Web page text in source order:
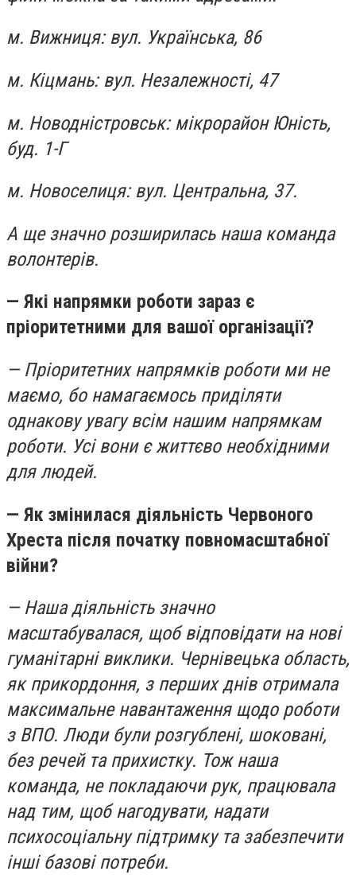
м. Вижниця: вул. Українська, 86
м. Кіцмань: вул. Незалежності, 47
м. Новодністровськ: мікрорайон Юність,
буд. 1-Г
м. Новоселиця: вул. Центральна, 37.
А ще значно розширилась наша команда
волонтерів.
— Які напрямки роботи зараз є
пріоритетними для вашої організації?
— Пріоритетних напрямків роботи ми не
маємо, бо намагаємось приділяти
однакову увагу всім нашим напрямкам
роботи. Усі вони є життєво необхідними
для людей.
— Як змінилася діяльність Червоного
Хреста після початку повномасштабної
війни?
— Наша діяльність значно
масштабувалася, щоб відповідати на нові
гуманітарні виклики. Чернівецька область,
як прикордоння, з перших днів отримала
максимальне навантаження щодо роботи
з ВПО. Люди були розгублені, шоковані,
без речей та прихистку. Тож наша
команда, не покладаючи рук, працювала
над тим, щоб нагодувати, надати
психосоціальну підтримку та забезпечити
інші базові потреби.